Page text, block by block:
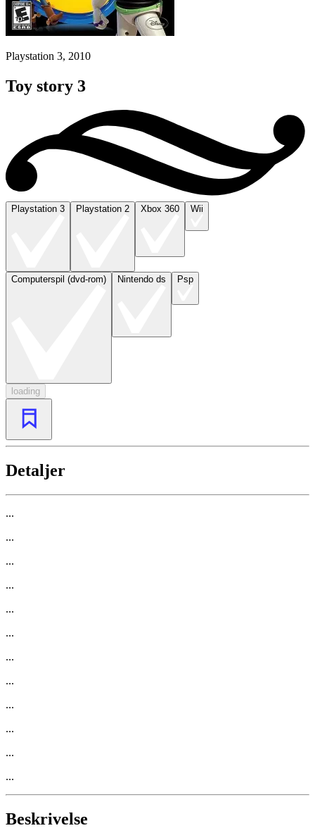
Playstation 3, 2010
Toy story 3
Playstation 3 Playstation 2 Xbox 360 Wii
Computerspil (dvd-rom) Nintendo ds Psp
loading
Detaljer
...
...
...
...
...
...
...
...
...
...
...
...
Beskrivelse